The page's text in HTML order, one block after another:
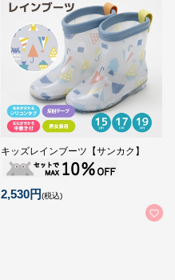
キッズレインブーツ【サンカク】
2,530円(税込)